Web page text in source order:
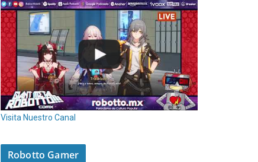
Visita Nuestro Canal
Robotto Gamer